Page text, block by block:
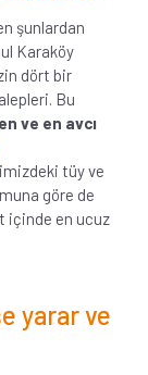
şunlardan
Karaköy
dört bir
Bu
ve en avcı
tüy ve
göre de
içinde en ucuz
yarar ve